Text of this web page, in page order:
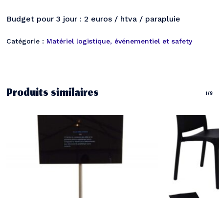
Budget pour 3 jour : 2 euros / htva / parapluie
Catégorie : Matériel logistique, événementiel et safety
Produits similaires 1/8